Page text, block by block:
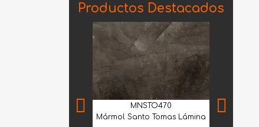
Productos Destacados
MNSTO470
Mármol Santo Tomas Lámina